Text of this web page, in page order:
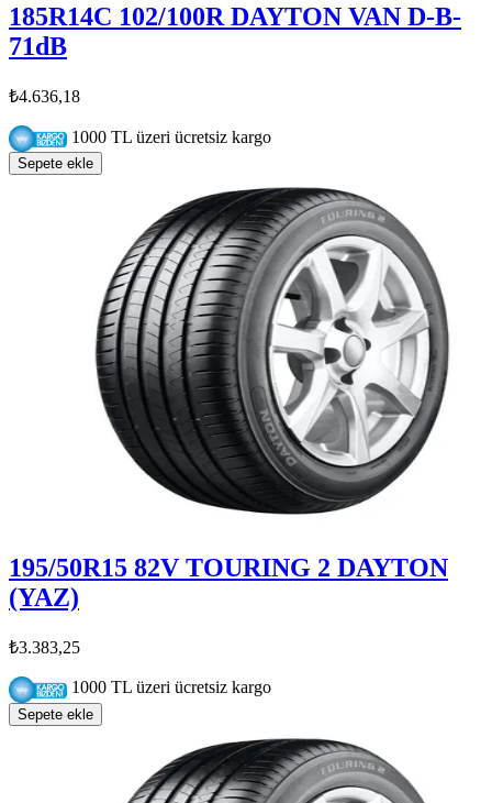
185R14C 102/100R DAYTON VAN D-B-
71dB
₺4.636,18
1000 TL üzeri ücretsiz kargo
Sepete ekle
195/50R15 82V TOURING 2 DAYTON
(YAZ)
₺3.383,25
1000 TL üzeri ücretsiz kargo
Sepete ekle